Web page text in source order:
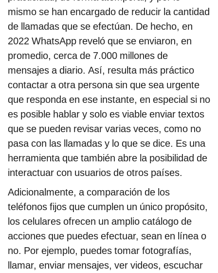
mismo se han encargado de reducir la cantidad
de llamadas que se efectúan. De hecho, en
2022 WhatsApp reveló que se enviaron, en
promedio, cerca de 7.000 millones de
mensajes a diario. Así, resulta más práctico
contactar a otra persona sin que sea urgente
que responda en ese instante, en especial si no
es posible hablar y solo es viable enviar textos
que se pueden revisar varias veces, como no
pasa con las llamadas y lo que se dice. Es una
herramienta que también abre la posibilidad de
interactuar con usuarios de otros países.
Adicionalmente, a comparación de los
teléfonos fijos que cumplen un único propósito,
los celulares ofrecen un amplio catálogo de
acciones que puedes efectuar, sean en línea o
no. Por ejemplo, puedes tomar fotografías,
llamar, enviar mensajes, ver videos, escuchar